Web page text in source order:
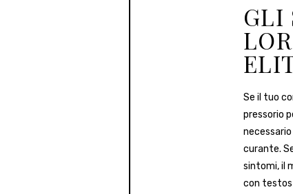
GLI
Se il tuo
pressorio
curante.
sintomi, il
con